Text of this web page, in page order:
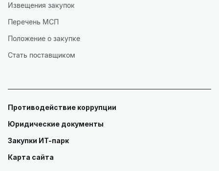
Извещения закупок
Перечень МСП
Положение о закупке
Стать поставщиком
Противодействие коррупции
Юридические документы
Закупки ИТ-парк
Карта сайта